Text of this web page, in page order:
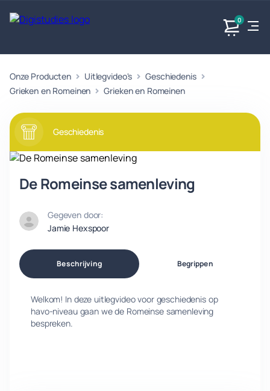
0
Exacte
vakken
Geen
vakken.
Taalvakken
vakken.
Maatschappijvakken Producten
Onze Producten Uitlegvideo's
Geschiedenis
Grieken en Romeinen
Grieken en Romeinen
Geschiedenis
De Romeinse samenleving
Gegeven door:
Jamie Hexspoor
Beschrijving Begrippen
Welkom! In deze uitlegvideo voor geschiedenis op
havo-niveau gaan we de Romeinse samenleving
bespreken.